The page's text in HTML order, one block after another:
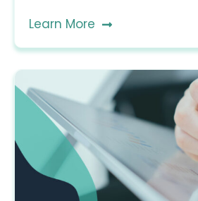
Learn More